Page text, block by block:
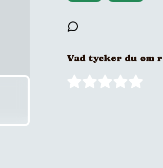
Vad tycker du om